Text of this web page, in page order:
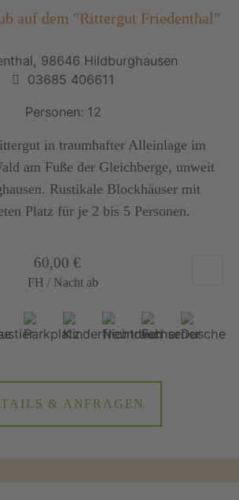
auf dem "Rittergut Friedenthal"
98646 Hildburghausen
03685 406611
Personen: 12
in traumhafter Alleinlage im
am Fuße der Gleichberge, unweit
Rustikale Blockhäuser mit
Platz für je 2 bis 5 Personen.
60,00 €
FH / Nacht ab
& ANFRAGEN